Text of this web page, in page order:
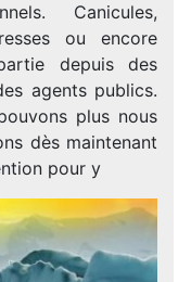
Canicules,
ou encore
depuis des
agents publics.
plus nous
dès maintenant
pour y